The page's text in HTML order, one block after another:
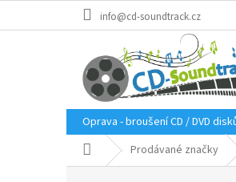
info@cd-soundtrack.cz
Oprava - broušení CD / DVD
Domů Prodávané značky